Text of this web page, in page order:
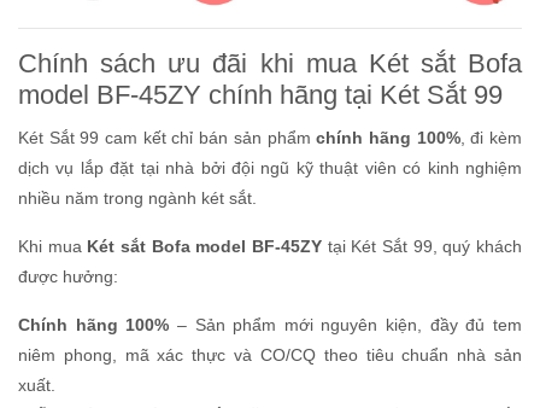
Chính sách ưu đãi khi mua Két sắt Bofa
model BF-45ZY chính hãng tại Két Sắt 99
Két Sắt 99 cam kết chỉ bán sản phẩmchính hãng 100%, đi kèm
dịch vụ lắp đặt tại nhà bởi đội ngũ kỹ thuật viên có kinh nghiệm
nhiều năm trong ngành két sắt.
Khi mua Két sắt Bofa model BF-45ZY tại Két Sắt 99, quý khách
được hưởng:
Chính hãng 100% – Sản phẩm mới nguyên kiện, đầy đủ tem
niêm phong, mã xác thực và CO/CQ theo tiêu chuẩn nhà sản
xuất.